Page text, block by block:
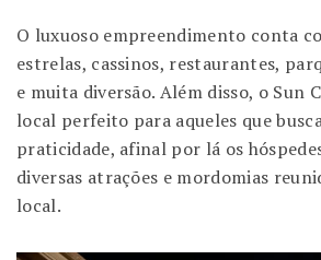
O luxuoso empreendimento conta
estrelas, cassinos, restaurantes,
e muita diversão. Além disso, o Sun
local perfeito para aqueles que
praticidade, afinal por lá os
diversas atrações e mordomias
local.